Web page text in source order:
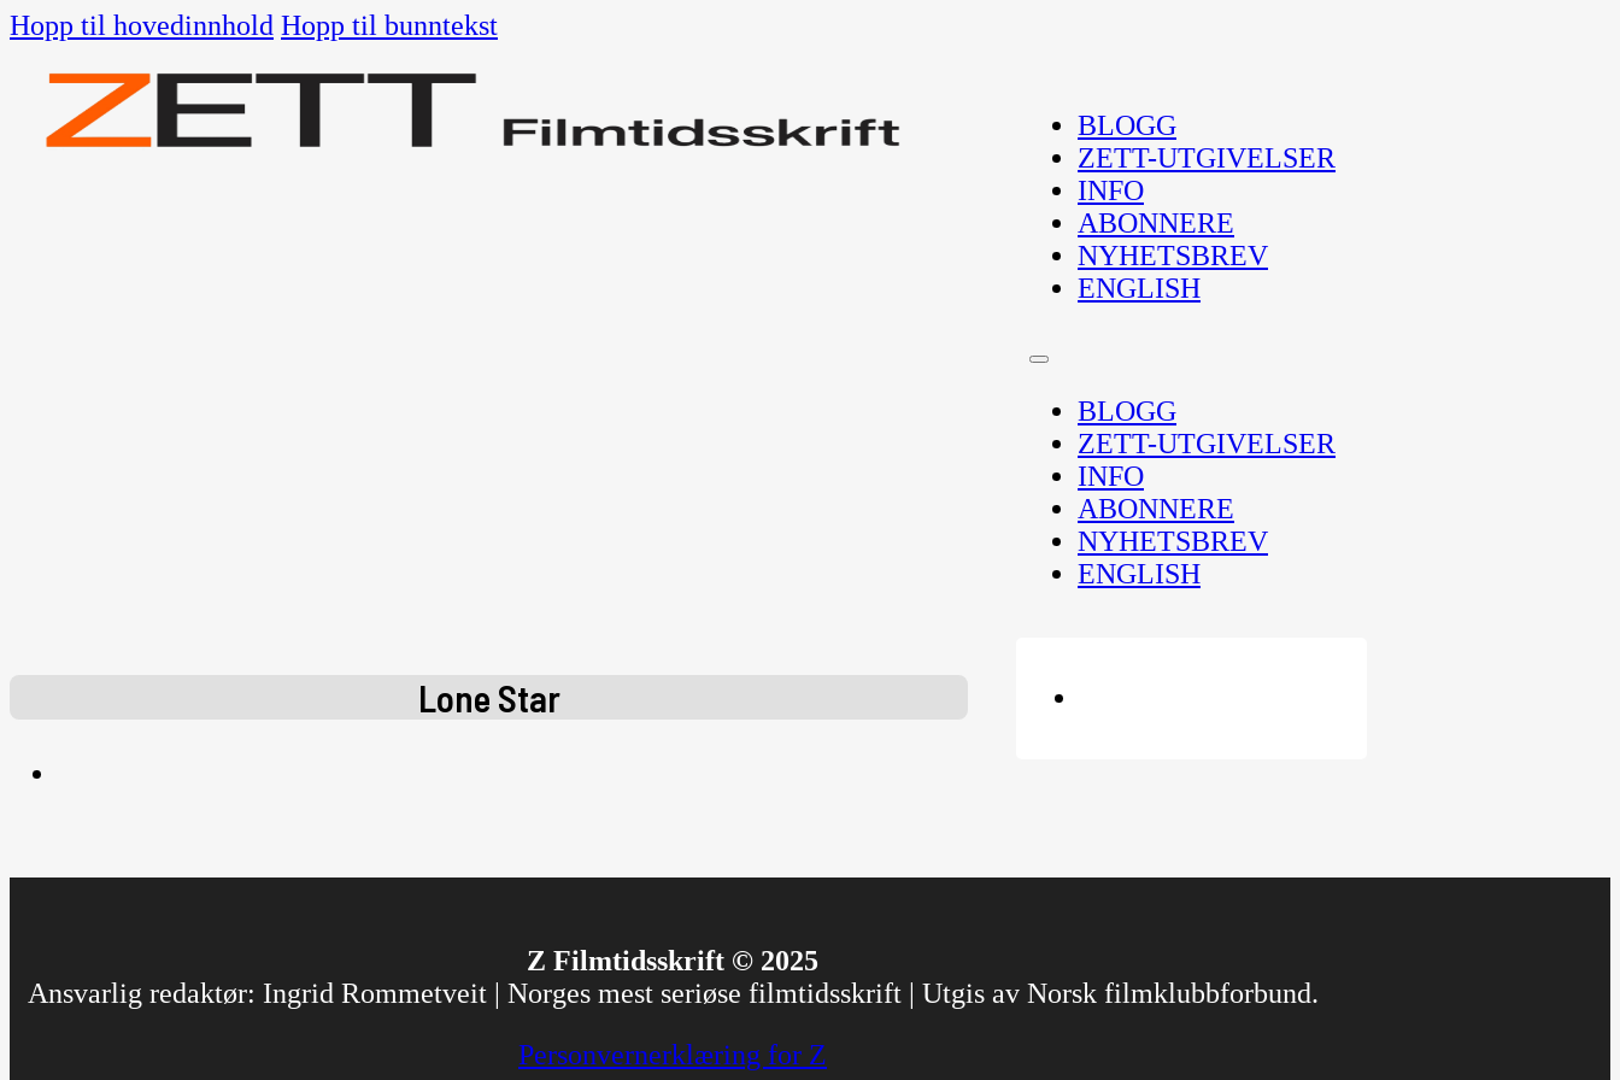
Hopp til hovedinnhold Hopp til bunntekst
BLOGG
ZETT-UTGIVELSER
INFO
ABONNERE
NYHETSBREV
ENGLISH
BLOGG
ZETT-UTGIVELSER
INFO
ABONNERE
NYHETSBREV
ENGLISH
Lone Star
Z Filmtidsskrift © 2025
Ansvarlig redaktør: Ingrid Rommetveit | Norges mest seriøse filmtidsskrift | Utgis av Norsk filmklubbforbund.
Personvernerklæring for Z